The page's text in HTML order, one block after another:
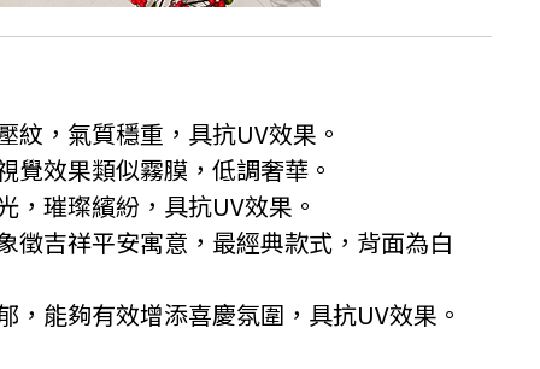
紋，氣質穩重，具抗UV效果。
覺效果類似霧膜，低調奢華。
，璀璨繽紛，具抗UV效果。
徵吉祥平安寓意，最經典款式，背面為白
，能夠有效增添喜慶氛圍，具抗UV效果。